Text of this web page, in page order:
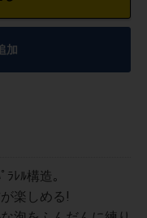
加
ﾗﾚﾙ構造｡
楽しめる!